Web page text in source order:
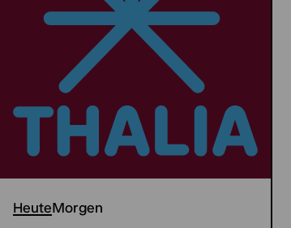
HeuteMorgen